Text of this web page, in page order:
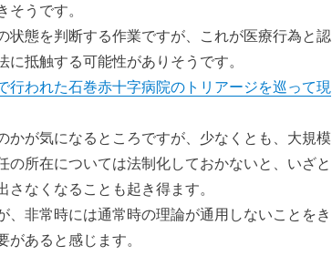
うです。
態を判断する作業ですが、これが医療行為と認
抵触する可能性がありそうです。
行われた石巻赤十字病院のトリアージを巡って現
が気になるところですが、少なくとも、大規模
の所在については法制化しておかないと、いざと
なくなることも起き得ます。
非常時には通常時の理論が通用しないことをき
あると感じます。